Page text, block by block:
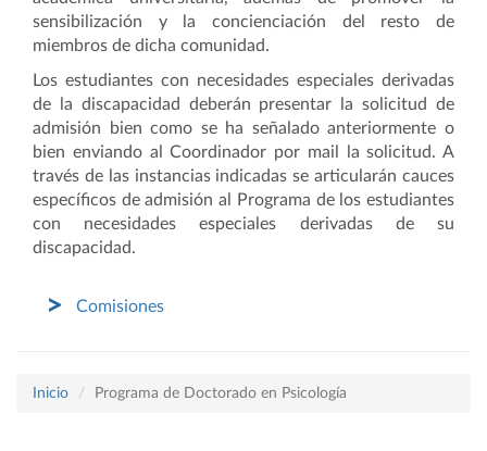
sensibilización y la concienciación del resto de
miembros de dicha comunidad.
Los estudiantes con necesidades especiales derivadas
de la discapacidad deberán presentar la solicitud de
admisión bien como se ha señalado anteriormente o
bien enviando al Coordinador por mail la solicitud. A
través de las instancias indicadas se articularán cauces
específicos de admisión al Programa de los estudiantes
con necesidades especiales derivadas de su
discapacidad.
Comisiones
Inicio Programa de Doctorado en Psicología